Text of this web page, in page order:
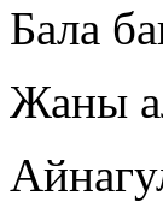
Бала
Жаны